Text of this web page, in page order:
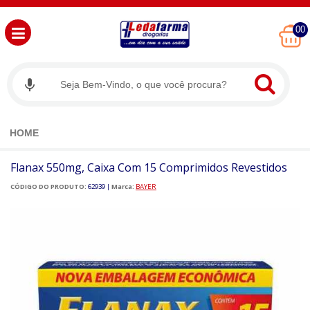
00
HOME
Flanax 550mg, Caixa Com 15 Comprimidos Revestidos
CÓDIGO DO PRODUTO: 62939 | Marca: BAYER